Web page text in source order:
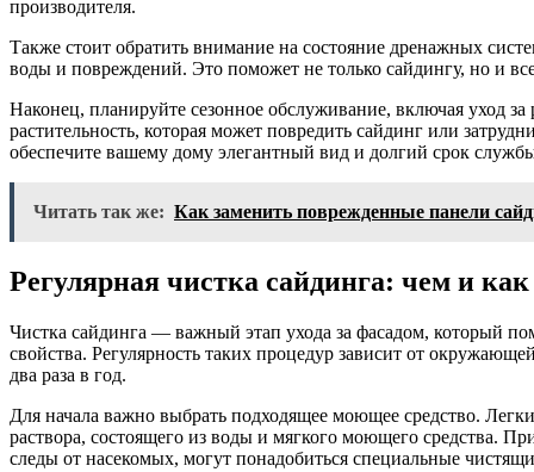
производителя.
Также стоит обратить внимание на состояние дренажных
воды и повреждений. Это поможет не только сайдингу, но и
Наконец, планируйте сезонное обслуживание, включая уход за
растительность, которая может повредить сайдинг или
обеспечите вашему дому элегантный вид и долгий срок
Читать так же: Как заменить поврежденные панели
Регулярная чистка сайдинга: чем и
Чистка сайдинга — важный этап ухода за фасадом, который
свойства. Регулярность таких процедур зависит от
два раза в год.
Для начала важно выбрать подходящее моющее средство.
раствора, состоящего из воды и мягкого моющего средства.
следы от насекомых, могут понадобиться специальные